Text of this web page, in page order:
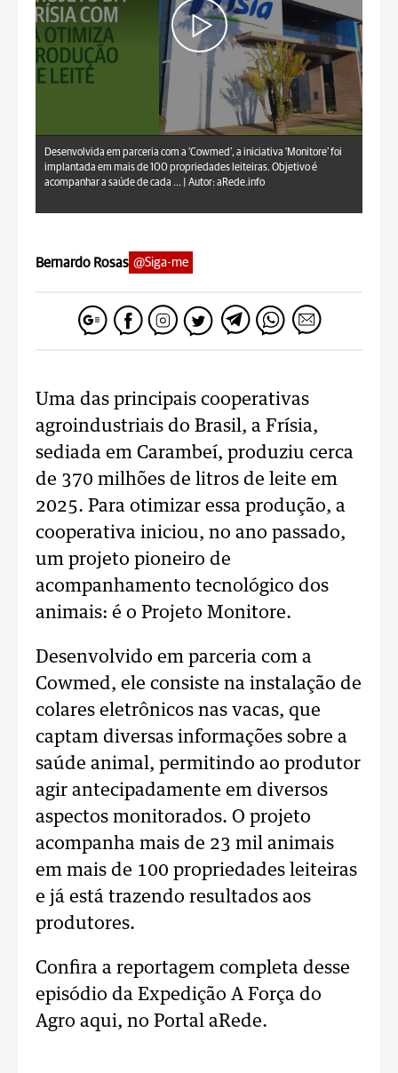
Desenvolvida em parceria com a ‘Cowmed’, a iniciativa ‘Monitore’ foi
implantada em mais de 100 propriedades leiteiras. Objetivo é
acompanhar a saúde de cada ... |
Autor: aRede.info
Bernardo Rosas @Siga-me
Uma das principais cooperativas
agroindustriais do Brasil, a Frísia,
sediada em Carambeí, produziu cerca
de 370 milhões de litros de leite em
2025. Para otimizar essa produção, a
cooperativa iniciou, no ano passado,
um projeto pioneiro de
acompanhamento tecnológico dos
animais: é o Projeto Monitore.
Desenvolvido em parceria com a
Cowmed, ele consiste na instalação de
colares eletrônicos nas vacas, que
captam diversas informações sobre a
saúde animal, permitindo ao produtor
agir antecipadamente em diversos
aspectos monitorados. O projeto
acompanha mais de 23 mil animais
em mais de 100 propriedades leiteiras
e já está trazendo resultados aos
produtores.
Confira a reportagem completa desse
episódio da Expedição A Força do
Agro aqui, no Portal aRede.